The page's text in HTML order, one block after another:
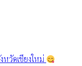
วัดเชียงใหม่